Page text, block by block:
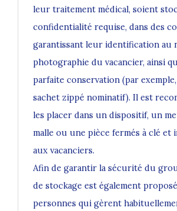
leur traitement médical, soient
confidentialité requise, dans des
garantissant leur identification au
photographie du vacancier, ainsi
parfaite conservation (par
sachet zippé nominatif). Il est
les placer dans un dispositif, un
malle ou une pièce fermés à clé et
aux vacanciers.
Afin de garantir la sécurité du
de stockage est également
personnes qui gèrent